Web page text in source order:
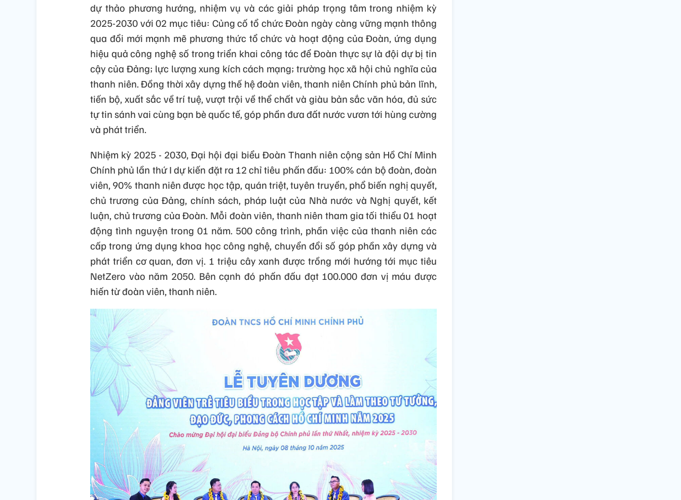
dự thảo phương hướng, nhiệm vụ và các giải pháp trọng tâm trong nhiệm kỳ
2025-2030 với 02 mục tiêu: Củng cố tổ chức Đoàn ngày càng vững mạnh thông
qua đổi mới mạnh mẽ phương thức tổ chức và hoạt động của Đoàn, ứng dụng
hiệu quả công nghệ số trong triển khai công tác để Đoàn thực sự là đội dự bị tin
cậy của Đảng; lực lượng xung kích cách mạng; trường học xã hội chủ nghĩa của
thanh niên. Đồng thời xây dựng thế hệ đoàn viên, thanh niên Chính phủ bản lĩnh,
tiến bộ, xuất sắc về trí tuệ, vượt trội về thể chất và giàu bản sắc văn hóa, đủ sức
tự tin sánh vai cùng bạn bè quốc tế, góp phần đưa đất nước vươn tới hùng cường
và phát triển.
Nhiệm kỳ 2025 - 2030, Đại hội đại biểu Đoàn Thanh niên cộng sản Hồ Chí Minh
Chính phủ lần thứ I dự kiến đặt ra 12 chỉ tiêu phấn đấu: 100% cán bộ đoàn, đoàn
viên, 90% thanh niên được học tập, quán triệt, tuyên truyền, phổ biến nghị quyết,
chủ trương của Đảng, chính sách, pháp luật của Nhà nước và Nghị quyết, kết
luận, chủ trương của Đoàn. Mỗi đoàn viên, thanh niên tham gia tối thiểu 01 hoạt
động tình nguyện trong 01 năm. 500 công trình, phần việc của thanh niên các
cấp trong ứng dụng khoa học công nghệ, chuyển đổi số góp phần xây dựng và
phát triển cơ quan, đơn vị. 1 triệu cây xanh được trồng mới hướng tới mục tiêu
NetZero vào năm 2050. Bên cạnh đó phấn đấu đạt 100.000 đơn vị máu được
hiến từ đoàn viên, thanh niên.